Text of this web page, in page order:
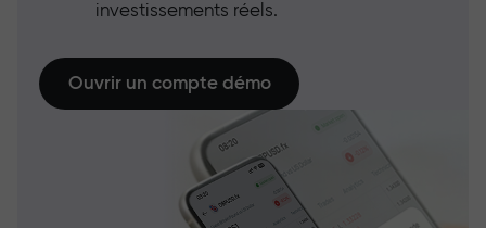
investissements réels.
Ouvrir un compte démo